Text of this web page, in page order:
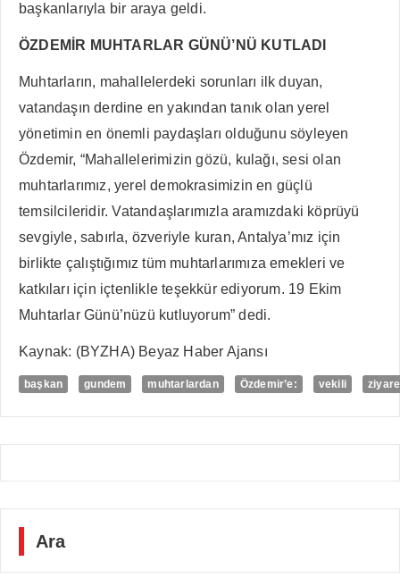
başkanlarıyla bir araya geldi.
ÖZDEMİR MUHTARLAR GÜNÜ’NÜ KUTLADI
Muhtarların, mahallelerdeki sorunları ilk duyan,
vatandaşın derdine en yakından tanık olan yerel
yönetimin en önemli paydaşları olduğunu söyleyen
Özdemir, “Mahallelerimizin gözü, kulağı, sesi olan
muhtarlarımız, yerel demokrasimizin en güçlü
temsilcileridir. Vatandaşlarımızla aramızdaki köprüyü
sevgiyle, sabırla, özveriyle kuran, Antalya’mız için
birlikte çalıştığımız tüm muhtarlarımıza emekleri ve
katkıları için içtenlikle teşekkür ediyorum. 19 Ekim
Muhtarlar Günü’nüzü kutluyorum” dedi.
Kaynak: (BYZHA) Beyaz Haber Ajansı
başkan gundem muhtarlardan Özdemir’e: vekili
Ara